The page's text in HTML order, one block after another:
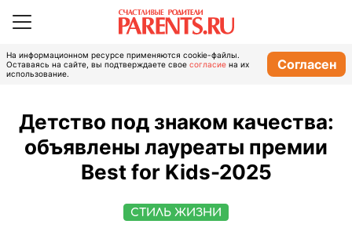
На информационном ресурсе применяются cookie-файлы.
Оставаясь на сайте, вы подтверждаете свое согласие на их
использование.
Согласен
Детство под знаком качества:
объявлены лауреаты премии
Best for Kids-2025
СТИЛЬ ЖИЗНИ